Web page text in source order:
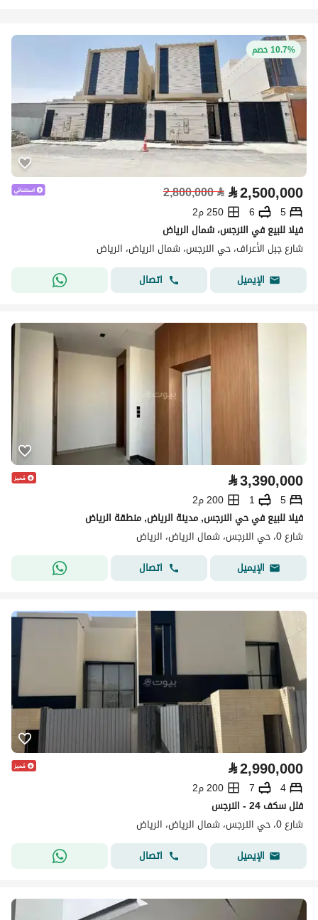
10.7% خصم
⃁2,500,000
⃁
2,800,000
5
6
250 م2
فيلا للبيع في النرجس، شمال الرياض
شارع جبل الأعراف، حي النرجس، شمال الرياض، الرياض
الإيميل
اتصال
⃁3,390,000
5
1
200 م2
فيلا للبيع في حي النرجس, مدينة الرياض, منطقة الرياض
شارع 0، حي النرجس، شمال الرياض، الرياض
الإيميل
اتصال
⃁2,990,000
4
7
200 م2
فلل سكف 24 - النرجس
شارع 0، حي النرجس، شمال الرياض، الرياض
الإيميل
اتصال